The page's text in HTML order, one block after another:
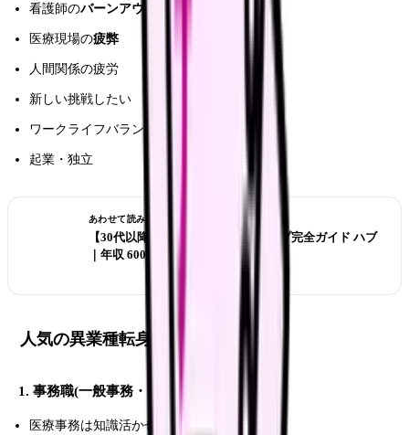
看護師のバーンアウト
医療現場の疲弊
人間関係の疲労
新しい挑戦したい
ワークライフバランス優先
起業・独立
あわせて読みたい
【30代以降】看護師のキャリアアップ完全ガイド ハブ
｜年収 600 万 / 認定 / 役職 / 異業種
人気の異業種転身先
1. 事務職(一般事務・医療事務)
医療事務は知識活かせる